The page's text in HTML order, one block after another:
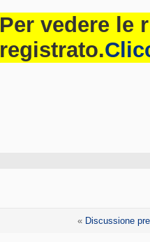
Per vedere le
registrato.
« Discussione